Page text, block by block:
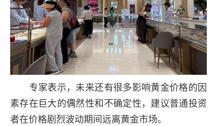
专家表示，未来还有很多影响黄金价格的因
素存在巨大的偶然性和不确定性，建议普通投资
者在价格剧烈波动期间远离黄金市场。